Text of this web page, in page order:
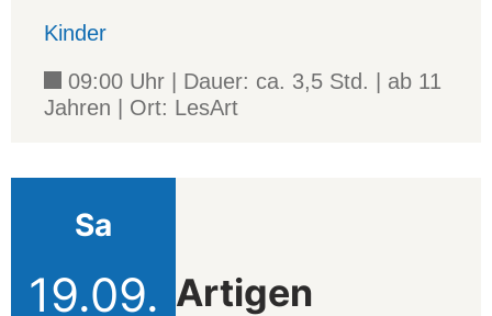
Kinder
09:00 Uhr | Dauer: ca. 3,5 Std. | ab 11
Jahren | Ort: LesArt
Sa
19.09.
Projekt
Die LesArtigen